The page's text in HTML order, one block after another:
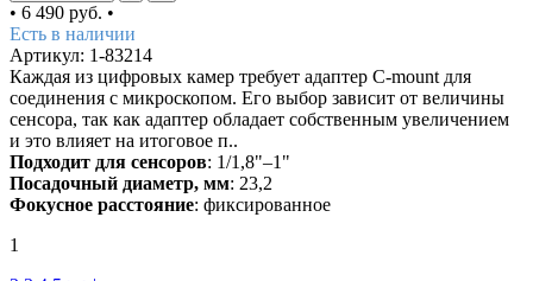
• 6 490 руб. •
Есть в наличии
Артикул: 1-83214
Каждая из цифровых камер требует адаптер C-mount для
соединения с микроскопом. Его выбор зависит от величины
сенсора, так как адаптер обладает собственным увеличением
и это влияет на итоговое п..
Подходит для сенсоров: 1/1,8"–1"
Посадочный диаметр, мм: 23,2
Фокусное расстояние: фиксированное
1